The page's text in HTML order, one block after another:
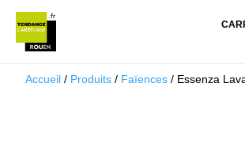
Accueil / Produits / Faïences / Essenza